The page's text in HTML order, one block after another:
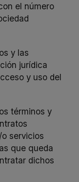
el número
y las
jurídica
y uso del
términos y
servicios
que queda
dichos